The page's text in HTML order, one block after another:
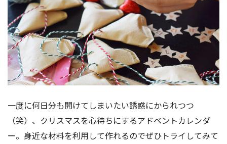
一度に何日分も開けてしまいたい誘惑にかられつつ
（笑）、クリスマスを心待ちにするアドベントカレンダ
ー。身近な材料を利用して作れるのでぜひトライしてみて